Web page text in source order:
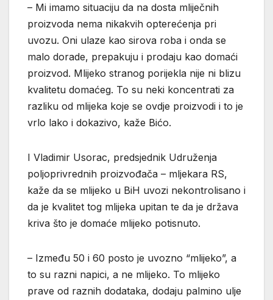
– Mi imamo situaciju da na dosta mliječnih
proizvoda nema nikakvih opterećenja pri
uvozu. Oni ulaze kao sirova roba i onda se
malo dorade, prepakuju i prodaju kao domaći
proizvod. Mlijeko stranog porijekla nije ni blizu
kvalitetu domaćeg. To su neki koncentrati za
razliku od mlijeka koje se ovdje proizvodi i to je
vrlo lako i dokazivo, kaže Bićo.
I Vladimir Usorac, predsjednik Udruženja
poljoprivrednih proizvođača – mljekara RS,
kaže da se mlijeko u BiH uvozi nekontrolisano i
da je kvalitet tog mlijeka upitan te da je država
kriva što je domaće mlijeko potisnuto.
– Između 50 i 60 posto je uvozno “mlijeko”, a
to su razni napici, a ne mlijeko. To mlijeko
prave od raznih dodataka, dodaju palmino ulje